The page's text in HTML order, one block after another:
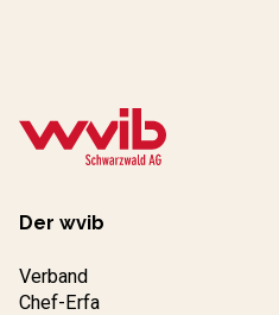
Der wvib
Verband
Chef-Erfa